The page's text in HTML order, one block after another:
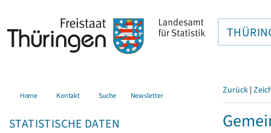
Home Kontakt Suche Newsletter
STATISTISCHE DATEN
Zurück |